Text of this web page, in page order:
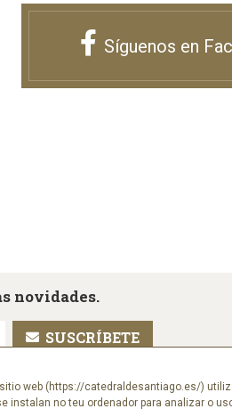
web (https://catedraldesantiago.es/)
instalan no teu ordenador para analizar o
Síguenos en
novidades.